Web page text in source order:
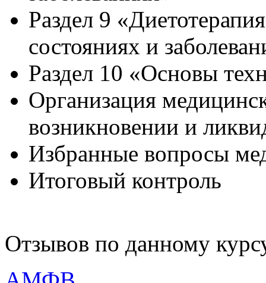
Раздел 9
состояниях и
Раздел 10 «Основы
Организация
возникновении и
Избранные вопросы
Итоговый контроль
Отзывов по данному